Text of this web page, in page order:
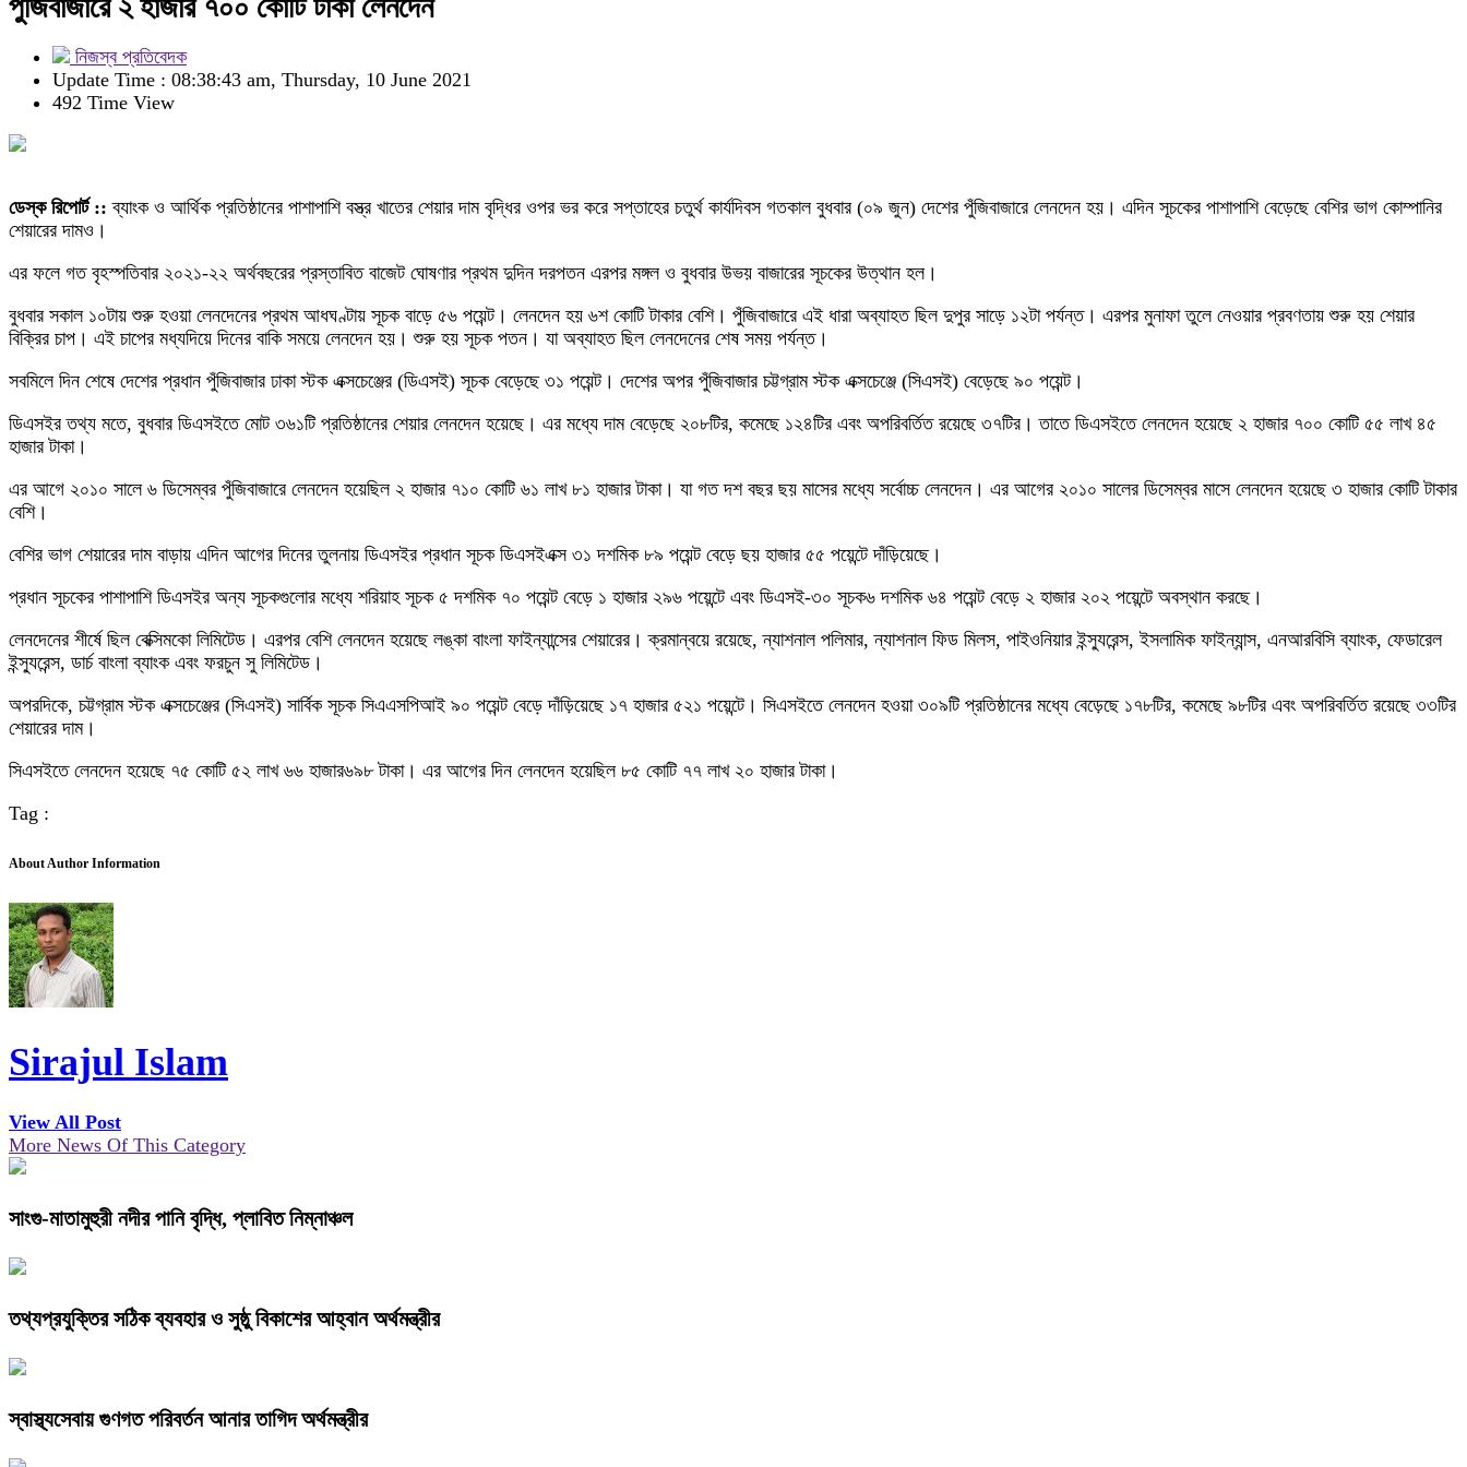
পুঁজিবাজারে ২ হাজার ৭০০ কোটি টাকা লেনদেন
নিজস্ব প্রতিবেদক
Update Time : 08:38:43 am, Thursday, 10 June 2021
492 Time View
ডেস্ক রিপোর্ট :: ব্যাংক ও আর্থিক প্রতিষ্ঠানের পাশাপাশি বস্ত্র খাতের শেয়ার দাম বৃদ্ধির ওপর ভর করে সপ্তাহের চতুর্থ কার্যদিবস গতকাল বুধবার (০৯ জুন) দেশের পুঁজিবাজারে লেনদেন হয়। এদিন সূচকের পাশাপাশি বেড়েছে বেশির ভাগ কোম্পানির
শেয়ারের দামও।
এর ফলে গত বৃহস্পতিবার ২০২১-২২ অর্থবছরের প্রস্তাবিত বাজেট ঘোষণার প্রথম দুদিন দরপতন এরপর মঙ্গল ও বুধবার উভয় বাজারের সূচকের উত্থান হল।
বুধবার সকাল ১০টায় শুরু হওয়া লেনদেনের প্রথম আধঘণ্টায় সূচক বাড়ে ৫৬ পয়েন্ট। লেনদেন হয় ৬শ কোটি টাকার বেশি। পুঁজিবাজারে এই ধারা অব্যাহত ছিল দুপুর সাড়ে ১২টা পর্যন্ত। এরপর মুনাফা তুলে নেওয়ার প্রবণতায় শুরু হয় শেয়ার
বিক্রির চাপ। এই চাপের মধ্যদিয়ে দিনের বাকি সময়ে লেনদেন হয়। শুরু হয় সূচক পতন। যা অব্যাহত ছিল লেনদেনের শেষ সময় পর্যন্ত।
সবমিলে দিন শেষে দেশের প্রধান পুঁজিবাজার ঢাকা স্টক এক্সচেঞ্জের (ডিএসই) সূচক বেড়েছে ৩১ পয়েন্ট। দেশের অপর পুঁজিবাজার চট্টগ্রাম স্টক এক্সচেঞ্জে (সিএসই) বেড়েছে ৯০ পয়েন্ট।
ডিএসইর তথ্য মতে, বুধবার ডিএসইতে মোট ৩৬১টি প্রতিষ্ঠানের শেয়ার লেনদেন হয়েছে। এর মধ্যে দাম বেড়েছে ২০৮টির, কমেছে ১২৪টির এবং অপরিবর্তিত রয়েছে ৩৭টির। তাতে ডিএসইতে লেনদেন হয়েছে ২ হাজার ৭০০ কোটি ৫৫ লাখ ৪৫
হাজার টাকা।
এর আগে ২০১০ সালে ৬ ডিসেম্বর পুঁজিবাজারে লেনদেন হয়েছিল ২ হাজার ৭১০ কোটি ৬১ লাখ ৮১ হাজার টাকা। যা গত দশ বছর ছয় মাসের মধ্যে সর্বোচ্চ লেনদেন। এর আগের ২০১০ সালের ডিসেম্বর মাসে লেনদেন হয়েছে ৩ হাজার কোটি টাকার
বেশি।
বেশির ভাগ শেয়ারের দাম বাড়ায় এদিন আগের দিনের তুলনায় ডিএসইর প্রধান সূচক ডিএসইএক্স ৩১ দশমিক ৮৯ পয়েন্ট বেড়ে ছয় হাজার ৫৫ পয়েন্টে দাঁড়িয়েছে।
প্রধান সূচকের পাশাপাশি ডিএসইর অন্য সূচকগুলোর মধ্যে শরিয়াহ সূচক ৫ দশমিক ৭০ পয়েন্ট বেড়ে ১ হাজার ২৯৬ পয়েন্টে এবং ডিএসই-৩০ সূচক৬ দশমিক ৬৪ পয়েন্ট বেড়ে ২ হাজার ২০২ পয়েন্টে অবস্থান করছে।
লেনদেনের শীর্ষে ছিল বেক্সিমকো লিমিটেড। এরপর বেশি লেনদেন হয়েছে লঙ্কা বাংলা ফাইন্যান্সের শেয়ারের। ক্রমান্বয়ে রয়েছে, ন্যাশনাল পলিমার, ন্যাশনাল ফিড মিলস, পাইওনিয়ার ইন্স্যুরেন্স, ইসলামিক ফাইন্যান্স, এনআরবিসি ব্যাংক, ফেডারেল
ইন্স্যুরেন্স, ডার্চ বাংলা ব্যাংক এবং ফরচুন সু লিমিটেড।
অপরদিকে, চট্টগ্রাম স্টক এক্সচেঞ্জের (সিএসই) সার্বিক সূচক সিএএসপিআই ৯০ পয়েন্ট বেড়ে দাঁড়িয়েছে ১৭ হাজার ৫২১ পয়েন্টে। সিএসইতে লেনদেন হওয়া ৩০৯টি প্রতিষ্ঠানের মধ্যে বেড়েছে ১৭৮টির, কমেছে ৯৮টির এবং অপরিবর্তিত রয়েছে ৩৩টির
শেয়ারের দাম।
সিএসইতে লেনদেন হয়েছে ৭৫ কোটি ৫২ লাখ ৬৬ হাজার৬৯৮ টাকা। এর আগের দিন লেনদেন হয়েছিল ৮৫ কোটি ৭৭ লাখ ২০ হাজার টাকা।
Tag :
About Author Information
Sirajul Islam
View All Post
More News Of This Category
সাংগু-মাতামুহুরী নদীর পানি বৃদ্ধি, প্লাবিত নিম্নাঞ্চল
তথ্যপ্রযুক্তির সঠিক ব্যবহার ও সুষ্ঠু বিকাশের আহ্বান অর্থমন্ত্রীর
স্বাস্থ্যসেবায় গুণগত পরিবর্তন আনার তাগিদ অর্থমন্ত্রীর